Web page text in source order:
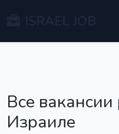
Все
Израиле